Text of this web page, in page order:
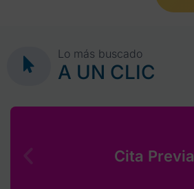
Lo más buscado
A UN CLIC
Cita Previa